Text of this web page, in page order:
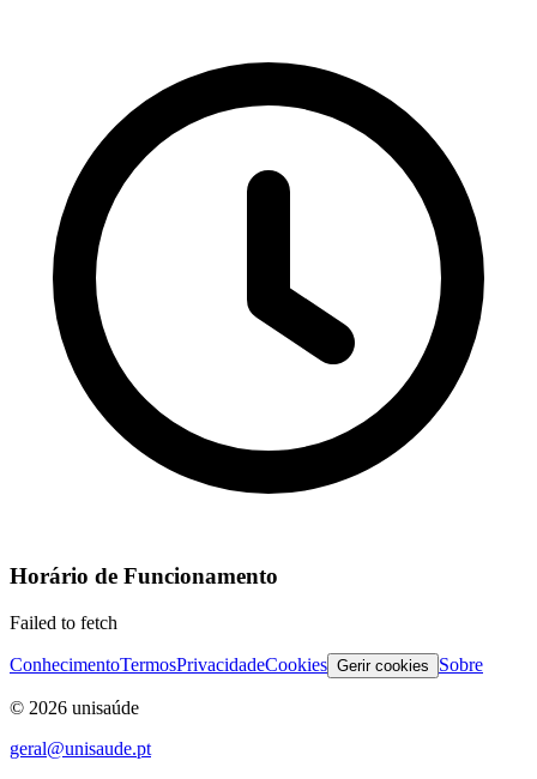
Horário de Funcionamento
Failed to fetch
ConhecimentoTermosPrivacidadeCookies Gerir cookies Sobre
© 2026 unisaúde
geral@unisaude.pt